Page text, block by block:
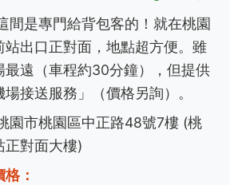
間是專門給背包客的！就在桃園
站出口正對面，地點超方便。雖
最遠（車程約30分鐘），但提供
場接送服務」（價格另詢）。
園市桃園區中正路48號7樓 (桃
正對面大樓)
：